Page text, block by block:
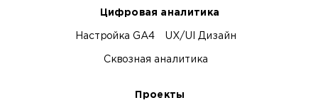
Цифровая аналитика
Настройка GA4 UX/UI Дизайн
Сквозная аналитика
Проекты